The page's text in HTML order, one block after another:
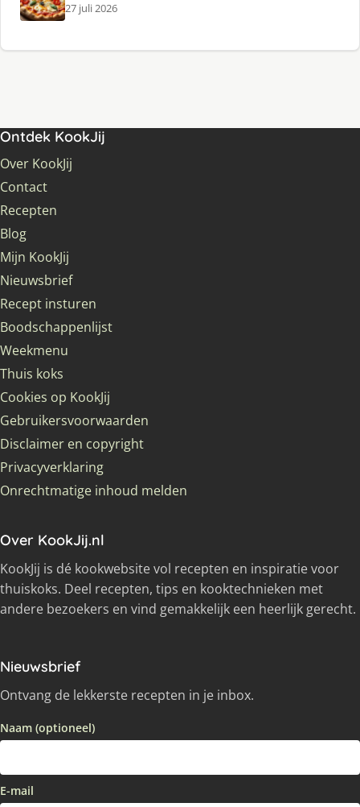
27 juli 2026
Ontdek KookJij
Over KookJij
Contact
Recepten
Blog
Mijn KookJij
Nieuwsbrief
Recept insturen
Boodschappenlijst
Weekmenu
Thuis koks
Cookies op KookJij
Gebruikersvoorwaarden
Disclaimer en copyright
Privacyverklaring
Onrechtmatige inhoud melden
Over KookJij.nl
KookJij is dé kookwebsite vol recepten en inspiratie voor
thuiskoks. Deel recepten, tips en kooktechnieken met
andere bezoekers en vind gemakkelijk een heerlijk gerecht.
Nieuwsbrief
Ontvang de lekkerste recepten in je inbox.
Naam (optioneel)
E-mail